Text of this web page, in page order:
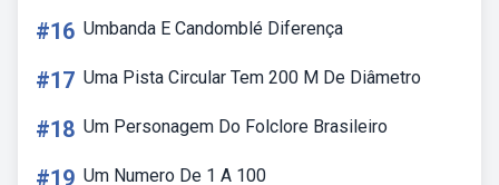
#16 Umbanda E Candomblé Diferença
#17 Uma Pista Circular Tem 200 M De Diâmetro
#18 Um Personagem Do Folclore Brasileiro
#19 Um Numero De 1 A 100